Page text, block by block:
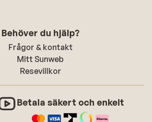
Behöver du hjälp?
Frågor & kontakt
Mitt Sunweb
Resevillkor
Betala säkert och enkelt